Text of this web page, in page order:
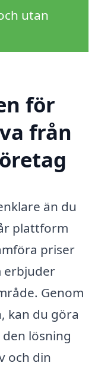
utan
för
från
än du
plattform
priser
erbjuder
Genom
kan du göra
lösning
och din